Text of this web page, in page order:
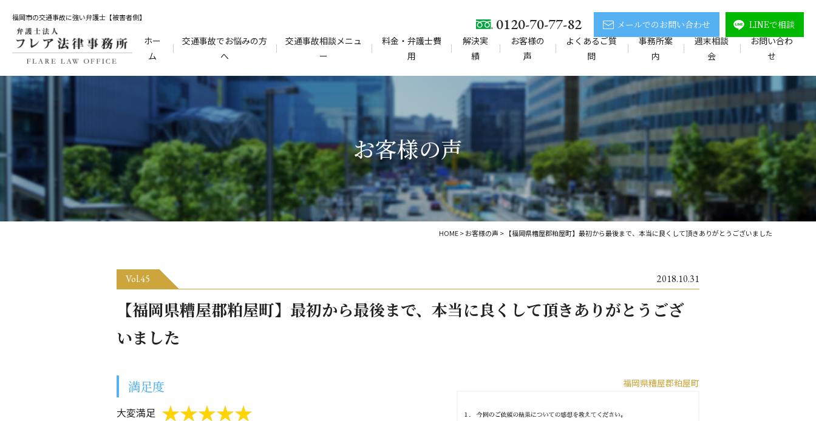
福岡市の交通事故に強い弁護士【被害者側】 0120-70-77-82 メールでのお問い合わせ
LINEで相談
ホー
ム
交通事故でお悩みの方
へ
交通事故相談メニュ
ー
料金・弁護士費
用
解決実
績
お客様の
声
よくあるご質
問
事務所案
内
週末相談
会
お問い合わ
せ
お客様の声
HOME>お客様の声 > 【福岡県糟屋郡粕屋町】最初から最後まで、本当に良くして頂きありがとうございました
Vol.45 2018.10.31
【福岡県糟屋郡粕屋町】最初から最後まで、本当に良くして頂きありがとうござ
いました
福岡県糟屋郡粕屋町
満足度
大変満足